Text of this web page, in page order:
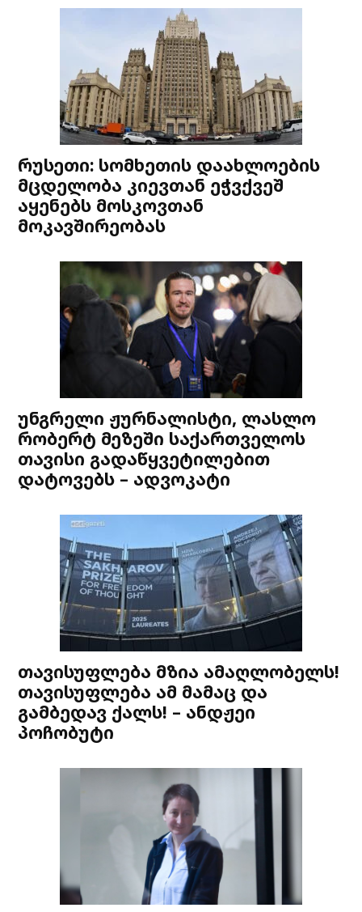
რუსეთი: სომხეთის დაახლოების
მცდელობა კიევთან ეჭვქვეშ
აყენებს მოსკოვთან
მოკავშირეობას
უნგრელი ჟურნალისტი, ლასლო
რობერტ მეზეში საქართველოს
თავისი გადაწყვეტილებით
დატოვებს – ადვოკატი
თავისუფლება მზია ამაღლობელს!
თავისუფლება ამ მამაც და
გამბედავ ქალს! – ანდჟეი
პოჩობუტი